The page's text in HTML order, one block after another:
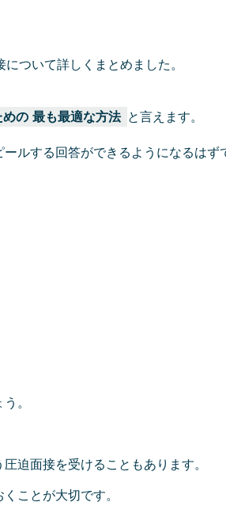
ついて詳しくまとめました。
めの 最も最適な方法 と言えます。
ルする回答ができるようになるはず
。
迫面接を受けることもあります。
ことが大切です。